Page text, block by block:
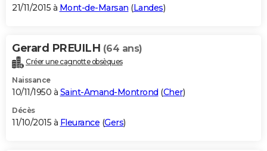
21/11/2015 à Mont-de-Marsan (Landes)
Gerard PREUILH (64 ans)
Créer une cagnotte obsèques
Naissance
10/11/1950 à Saint-Amand-Montrond (Cher)
Décès
11/10/2015 à Fleurance (Gers)